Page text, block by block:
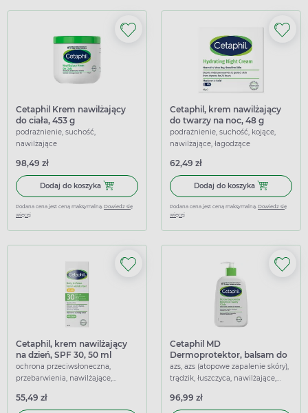
Cetaphil Krem nawilżający
do ciała, 453 g
podrażnienie, suchość,
nawilżające
98,49 zł
Dodaj do koszyka Dodaj do koszyka Cetaphil Krem nawilżający do ciała, 453
Podana cena jest ceną maksymalną. Dowiedz się
więcej
Cetaphil, krem nawilżający
do twarzy na noc, 48 g
podrażnienie, suchość, kojące,
nawilżające, łagodzące
62,49 zł
Dodaj do koszyka Dodaj do
Podana cena jest ceną maksymalną. Dowiedz się
więcej
Cetaphil, krem nawilżający
na dzień, SPF 30, 50 ml
ochrona przeciwsłoneczna,
przebarwienia, nawilżające,
łagodzące
55,49 zł
Cetaphil MD
Dermoprotektor, balsam do
twarzy i ciała, 473 ml
azs, azs (atopowe zapalenie skóry),
trądzik, łuszczyca, nawilżające,
96,99 zł